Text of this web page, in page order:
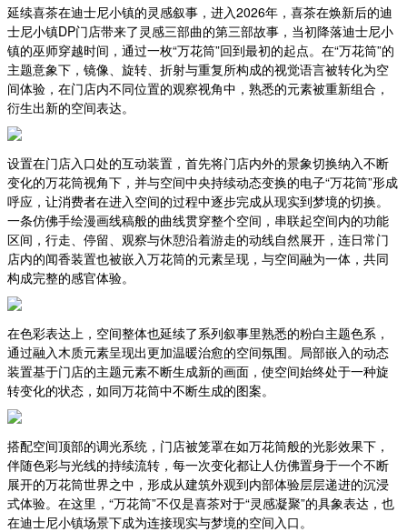
延续喜茶在迪士尼小镇的灵感叙事，进入2026年，喜茶在焕新后的迪
士尼小镇DP门店带来了灵感三部曲的第三部故事，当初降落迪士尼小
镇的巫师穿越时间，通过一枚“万花筒”回到最初的起点。在“万花筒”的
主题意象下，镜像、旋转、折射与重复所构成的视觉语言被转化为空
间体验，在门店内不同位置的观察视角中，熟悉的元素被重新组合，
衍生出新的空间表达。
设置在门店入口处的互动装置，首先将门店内外的景象切换纳入不断
变化的万花筒视角下，并与空间中央持续动态变换的电子“万花筒”形成
呼应，让消费者在进入空间的过程中逐步完成从现实到梦境的切换。
一条仿佛手绘漫画线稿般的曲线贯穿整个空间，串联起空间内的功能
区间，行走、停留、观察与休憩沿着游走的动线自然展开，连日常门
店内的闻香装置也被嵌入万花筒的元素呈现，与空间融为一体，共同
构成完整的感官体验。
在色彩表达上，空间整体也延续了系列叙事里熟悉的粉白主题色系，
通过融入木质元素呈现出更加温暖治愈的空间氛围。局部嵌入的动态
装置基于门店的主题元素不断生成新的画面，使空间始终处于一种旋
转变化的状态，如同万花筒中不断生成的图案。
搭配空间顶部的调光系统，门店被笼罩在如万花筒般的光影效果下，
伴随色彩与光线的持续流转，每一次变化都让人仿佛置身于一个不断
展开的万花筒世界之中，形成从建筑外观到内部体验层层递进的沉浸
式体验。在这里，“万花筒”不仅是喜茶对于“灵感凝聚”的具象表达，也
在迪士尼小镇场景下成为连接现实与梦境的空间入口。